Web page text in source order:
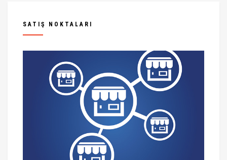
SATIŞ NOKTALARI